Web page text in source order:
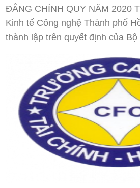
ĐẲNG CHÍNH QUY NĂM 2020
Kinh tế Công nghệ Thành phố
thành lập trên quyết định của Bộ